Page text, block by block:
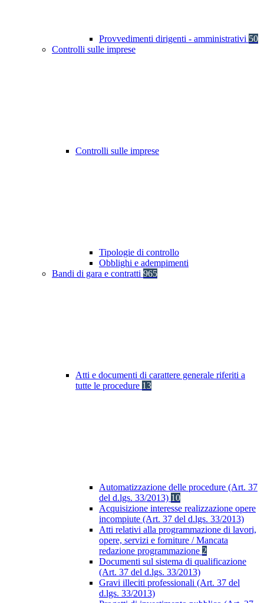
Provvedimenti dirigenti - amministrativi 50
Controlli sulle imprese
Controlli sulle imprese
Tipologie di controllo
Obblighi e adempimenti
Bandi di gara e contratti 965
Atti e documenti di carattere generale riferiti a
tutte le procedure 13
Automatizzazione delle procedure (Art. 37
del d.lgs. 33/2013) 10
Acquisizione interesse realizzazione opere
incompiute (Art. 37 del d.lgs. 33/2013)
Atti relativi alla programmazione di lavori,
opere, servizi e forniture / Mancata
redazione programmazione 2
Documenti sul sistema di qualificazione
(Art. 37 del d.lgs. 33/2013)
Gravi illeciti professionali (Art. 37 del
d.lgs. 33/2013)